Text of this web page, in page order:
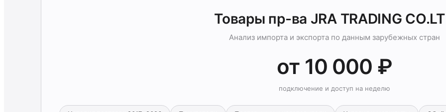
Товары пр-ва JRA TRADING
Анализ импорта и экспорта по данным зарубежных стран
от 10 000 ₽
подключение и доступ на неделю